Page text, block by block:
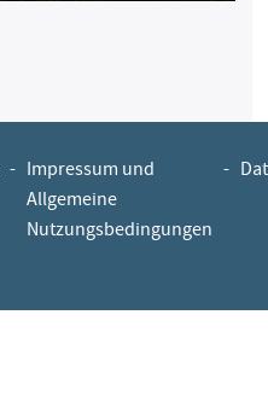
- Impressum und
Allgemeine
Nutzungsbedingungen
-